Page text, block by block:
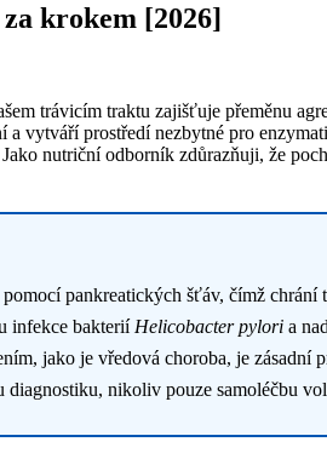
krokem [2026]
trávicím traktu zajišťuje přeměnu
vytváří prostředí nezbytné pro
nutriční odborník zdůrazňuji, že
pankreatických šťáv, čímž chrání
infekce bakterií Helicobacter pylori a
jako je vředová choroba, je zásadní
nikoliv pouze samoléčbu